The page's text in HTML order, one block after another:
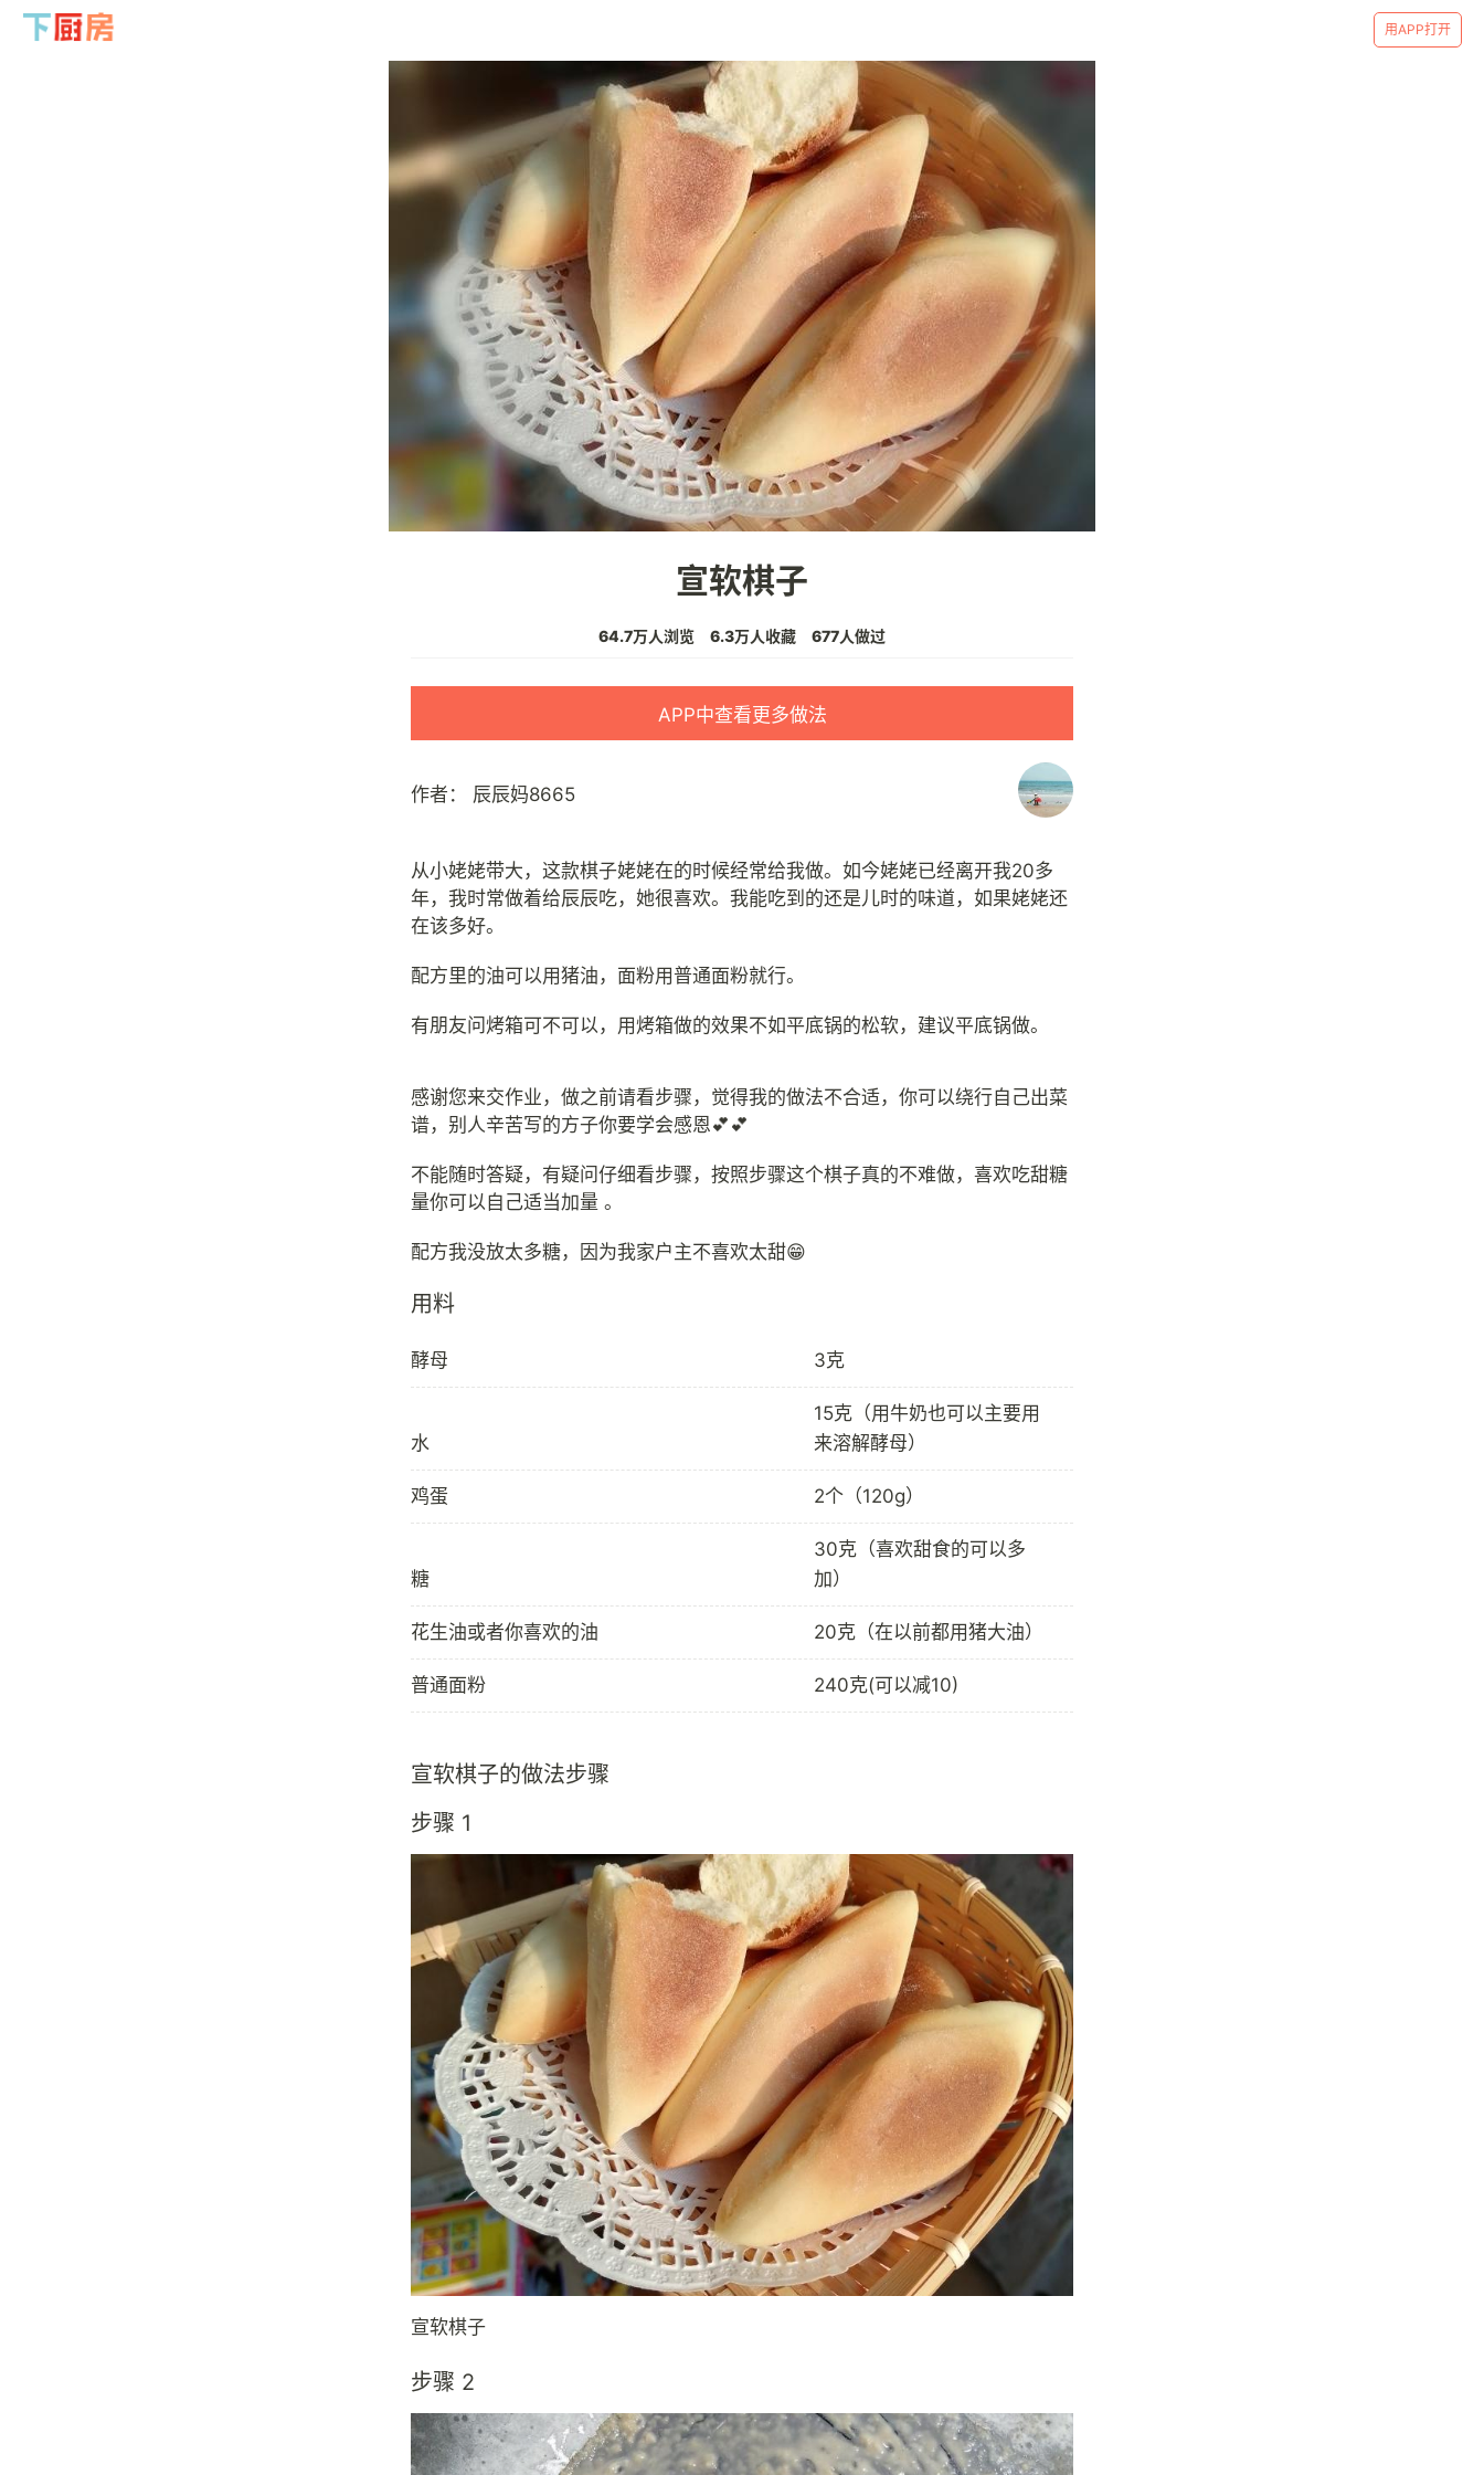
用APP打开
宣软棋子
64.7万人浏览 6.3万人收藏 677人做过
APP中查看更多做法
作者： 辰辰妈8665
从小姥姥带大，这款棋子姥姥在的时候经常给我做。如今姥姥已经离开我20多
年，我时常做着给辰辰吃，她很喜欢。我能吃到的还是儿时的味道，如果姥姥还
在该多好。
配方里的油可以用猪油，面粉用普通面粉就行。
有朋友问烤箱可不可以，用烤箱做的效果不如平底锅的松软，建议平底锅做。
感谢您来交作业，做之前请看步骤，觉得我的做法不合适，你可以绕行自己出菜
谱，别人辛苦写的方子你要学会感恩💕💕
不能随时答疑，有疑问仔细看步骤，按照步骤这个棋子真的不难做，喜欢吃甜糖
量你可以自己适当加量 。
用料
酵母 3克
水
15克（用牛奶也可以主要用
来溶解酵母）
鸡蛋 2个（120g）
糖
30克（喜欢甜食的可以多
加）
花生油或者你喜欢的油 20克（在以前都用猪大油）
普通面粉 240克(可以减10)
宣软棋子的做法步骤
步骤 1
宣软棋子
步骤 2